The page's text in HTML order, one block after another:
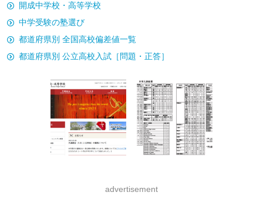
開成中学校・高等学校
中学受験の塾選び
都道府県別 全国高校偏差値一覧
都道府県別 公立高校入試［問題・正答］
advertisement